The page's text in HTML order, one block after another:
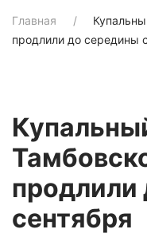
Главная
продлили до середины
продлили
сентября